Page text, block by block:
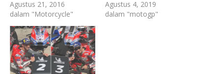
Agustus 21, 2016
dalam "Motorcycle"
Agustus 4, 2019
dalam "motogp"